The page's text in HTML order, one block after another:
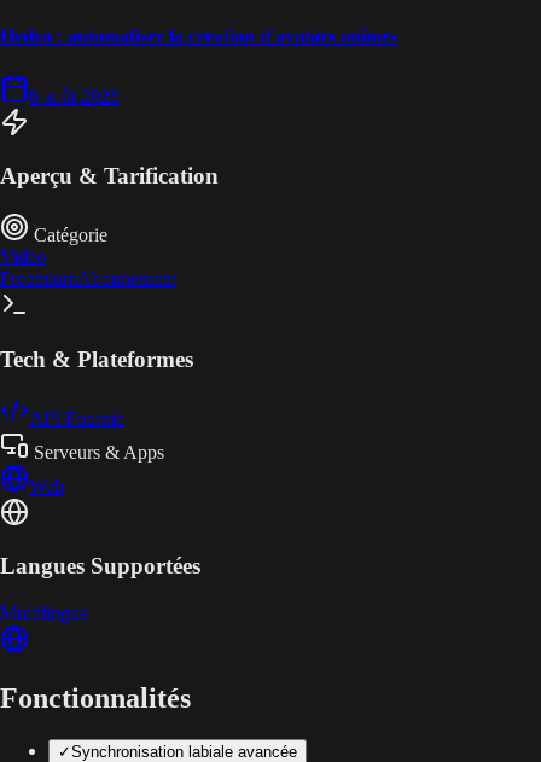
Hedra : automatiser la création d'avatars animés
6 août 2026
Aperçu & Tarification
Catégorie
Vidéo
FreemiumAbonnement
Tech & Plateformes
API Fournie
Serveurs & Apps
Web
Langues Supportées
Multilingue
Fonctionnalités
✓Synchronisation labiale avancée